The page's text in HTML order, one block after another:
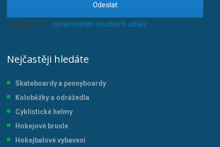
Odeslat
Souhlasím se zpracováním osobních údajů.
Nejčastěji hledáte
Skateboardy a pennyboardy
Koloběžky a odrážedla
Cyklistické helmy
Hokejové brusle
Hokejbalové vybavení